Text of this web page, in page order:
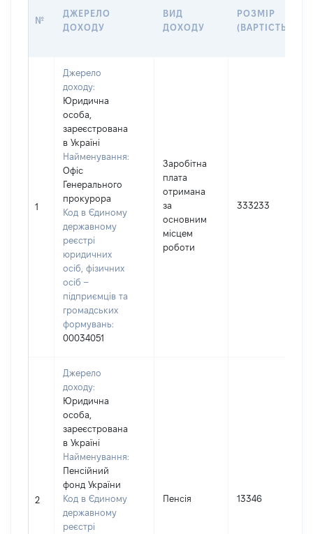
№
ДЖЕРЕЛО
ДОХОДУ
ВИД
ДОХОДУ
РОЗМІР
(ВАРТІСТЬ)
1
Джерело
доходу:
Юридична
особа,
зареєстрована
в Україні
Найменування:
Офіс
Генерального
прокурора
Код в Єдиному
державному
реєстрі
юридичних
осіб, фізичних
осіб –
підприємців та
громадських
формувань:
00034051
Заробітна
плата
отримана
за
основним
місцем
роботи
333233
2
Джерело
доходу:
Юридична
особа,
зареєстрована
в Україні
Найменування:
Пенсійний
фонд України
Код в Єдиному
державному
реєстрі
Пенсія 13346